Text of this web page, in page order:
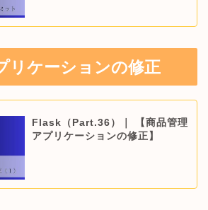
リケーションの修正
Flask（Part.36）｜ 【商品管理
アプリケーションの修正】